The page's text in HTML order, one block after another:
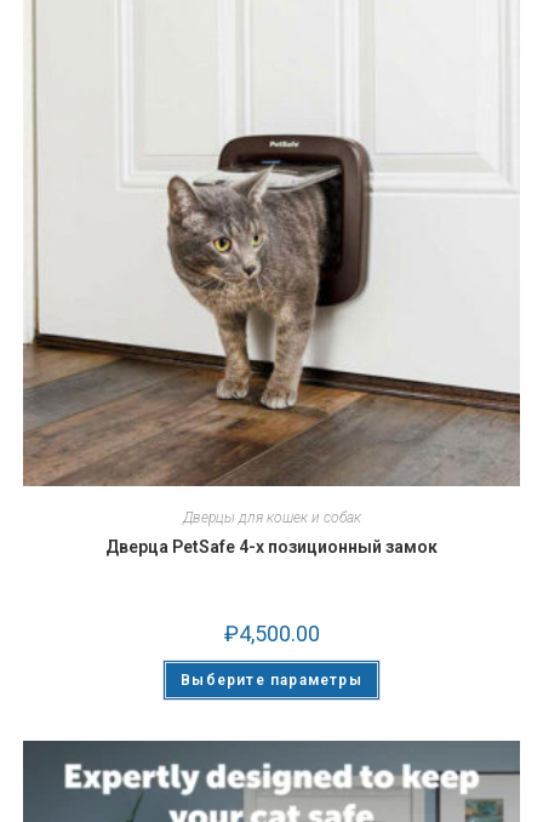
Дверцы для кошек и собак
Дверца PetSafe 4-х позиционный замок
₽4,500.00
Выберите параметры